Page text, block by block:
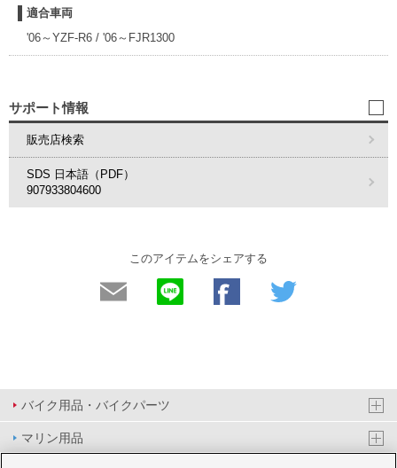
適合車両
'06～YZF-R6 / '06～FJR1300
サポート情報
販売店検索
SDS 日本語（PDF）
907933804600
このアイテムをシェアする
バイク用品・バイクパーツ
マリン用品